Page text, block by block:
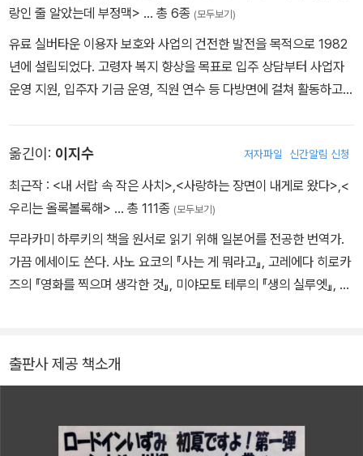
랑인 줄 알았는데 부정맥> … 총 6종 (모두보기)
유료 실버타운 이용자 보호와 사업의 건전한 발전을 목적으로 1982
년에 설립되었다. 고령자 복지 향상을 목표로 입주 상담부터 사업자
운영 지원, 입주자 기금 운영, 직원 연수 등 다방면에 걸쳐 활동하고
전의 이름이다. 응모작 선정은 본 협회의 광고위원회와 사무국을 중
심으로 5차에 걸쳐 심사하고, 마지막으로 협회에 가맹된 실버타운 입
주자들의 인기투표를 거쳐 뽑는다.
옮긴이: 이지수 저자파일 신간알림 신청
최근작 : <내 서랍 속 작은 사치>,<사랑하는 장면이 내게로 왔다>,<
우리는 올록볼록해> … 총 111종 (모두보기)
무라카미 하루키의 책을 원서로 읽기 위해 일본어를 전공한 번역가.
가끔 에세이도 쓴다. 사노 요코의 『사는 게 뭐라고』, 고레에다 히로카
즈의 『영화를 찍으며 생각한 것』, 미야모토 테루의 『생의 실루엣』, 가
『읽는 사이』(공저) 등을 썼다.
출판사 제공 책소개